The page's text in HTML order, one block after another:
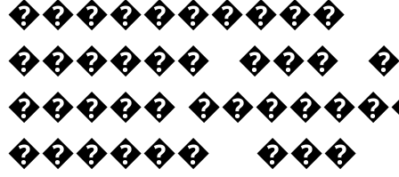
������ ���
�����
������ ���